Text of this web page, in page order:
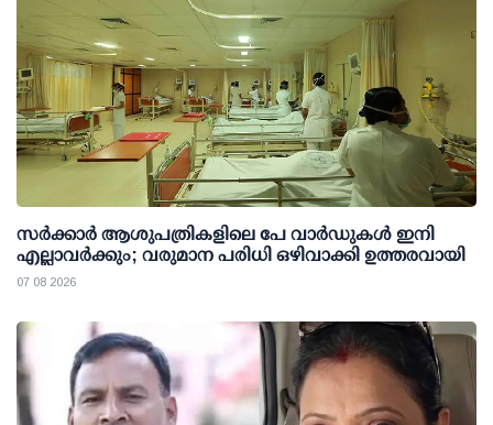
സര്‍ക്കാര്‍ ആശുപത്രികളിലെ പേ വാര്‍ഡുകള്‍ ഇനി
എല്ലാവര്‍ക്കും; വരുമാന പരിധി ഒഴിവാക്കി ഉത്തരവായി
07 08 2026